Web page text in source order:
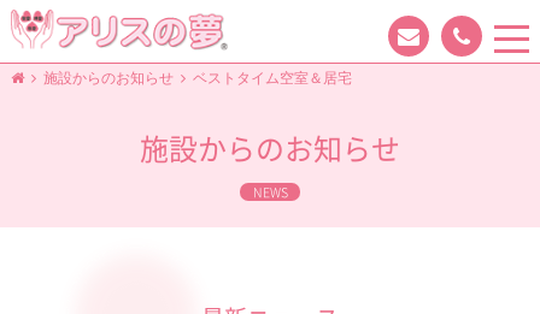
施設からのお知らせ ベストタイム空室＆居宅
施設からのお知らせ
NEWS